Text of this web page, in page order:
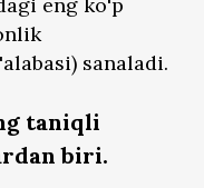
sanaladi.
taniqli
biri.